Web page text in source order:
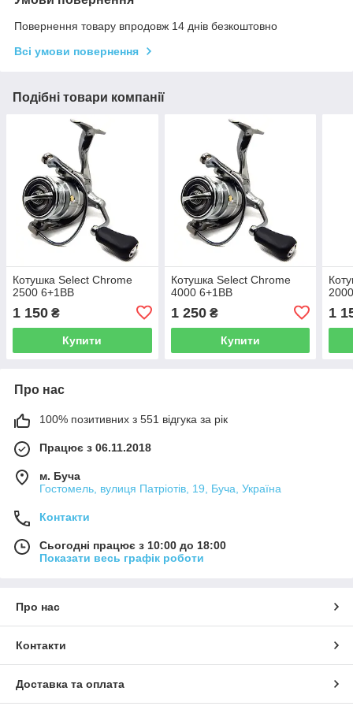
Повернення товару впродовж 14 днів безкоштовно
Всі умови повернення
Подібні товари компанії
Котушка Select Chrome
2500 6+1BB
1 150 ₴
Купити
Котушка Select Chrome
4000 6+1BB
1 250₴
Купити
1
Про нас
100% позитивних з 551 відгука за рік
Працює з 06.11.2018
м. Буча
Гостомель, вулиця Патріотів, 19, Буча, Україна
Контакти
Сьогодні працює з 10:00 до 18:00
Показати весь графік роботи
Про нас
Контакти
Доставка та оплата